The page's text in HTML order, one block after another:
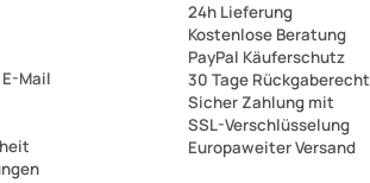
Mail
24h Lieferung
Kostenlose Beratung
PayPal Käuferschutz
30 Tage Rückgaberecht
Sicher Zahlung mit
SSL-Verschlüsselung
Europaweiter Versand